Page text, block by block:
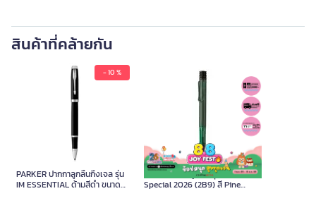
สินค้าที่คล้ายกัน
- 10 %
PARKER ปากกาลูกลื่นกึ่งเจล รุ่น
IM ESSENTIAL ด้ามสีดำ ขนาด
รุ่น IM ESSENTIAL ด้ามสีดำ
ขนาด 0.5 มม. (หมึกสีดำ)
1,090.00
LAMY ปากกาลูกลื่น รุ่น AL-STAR
Special 2026 (2B9) สี Pine